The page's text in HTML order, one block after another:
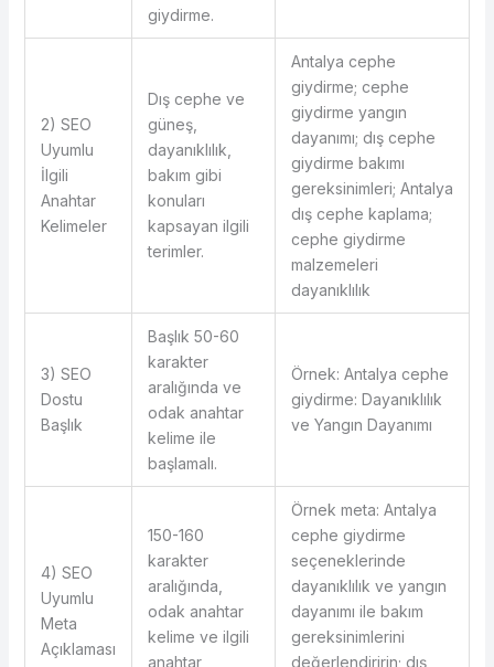
giydirme.
2) SEO
Uyumlu
İlgili
Anahtar
Kelimeler
Dış cephe ve
güneş,
dayanıklılık,
bakım gibi
konuları
kapsayan ilgili
terimler.
Antalya cephe
giydirme; cephe
giydirme yangın
dayanımı; dış cephe
giydirme bakımı
gereksinimleri; Antalya
dış cephe kaplama;
cephe giydirme
malzemeleri
dayanıklılık
3) SEO
Dostu
Başlık
Başlık 50-60
karakter
aralığında ve
odak anahtar
kelime ile
başlamalı.
Örnek: Antalya cephe
giydirme: Dayanıklılık
ve Yangın Dayanımı
4) SEO
Uyumlu
Meta
Açıklaması
150-160
karakter
aralığında,
odak anahtar
kelime ve ilgili
anahtar
Örnek meta: Antalya
cephe giydirme
seçeneklerinde
dayanıklılık ve yangın
dayanımı ile bakım
gereksinimlerini
değerlendiririn; dış